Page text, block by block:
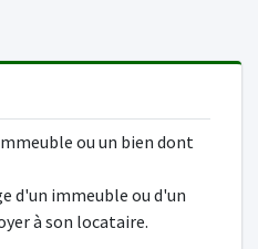
ou un bien dont
d'un immeuble ou d'un
à son locataire.